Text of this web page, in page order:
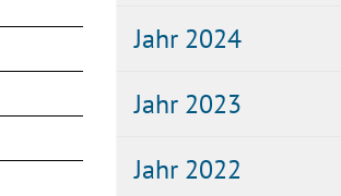
Jahr 2024
Jahr 2023
Jahr 2022